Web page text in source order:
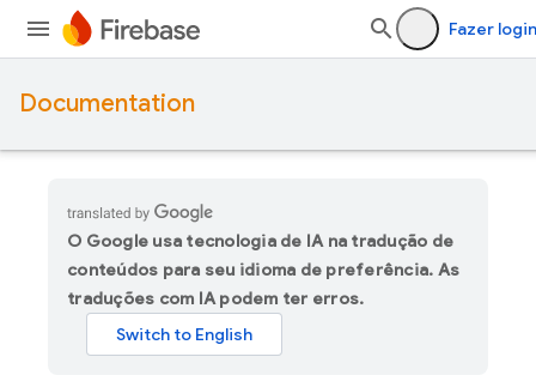
Fazer login
Documentation
O Google usa tecnologia de IA na tradução de
conteúdos para seu idioma de preferência. As
traduções com IA podem ter erros.